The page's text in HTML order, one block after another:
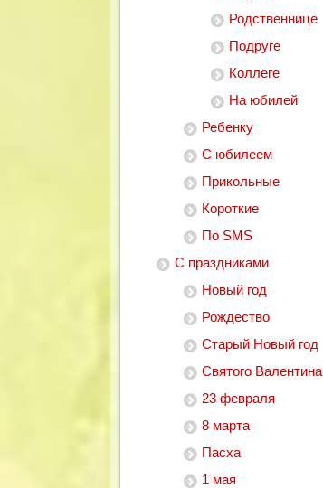
Родственнице
Подруге
Коллеге
На юбилей
Ребенку
С юбилеем
Прикольные
Короткие
По SMS
С праздниками
Новый год
Рождество
Старый Новый год
Святого Валентина
23 февраля
8 марта
Пасха
1 мая